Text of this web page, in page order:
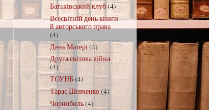
Батьківський клуб(4)
Всесвітній день книги
й авторського права
(4)
День Матері (4)
Друга світова війна
(4)
ТОУНБ(4)
Тарас Шевченко(4)
Чорнобиль(4)